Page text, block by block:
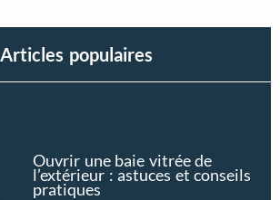
Articles populaires
Ouvrir une baie vitrée de
l’extérieur : astuces et conseils
pratiques